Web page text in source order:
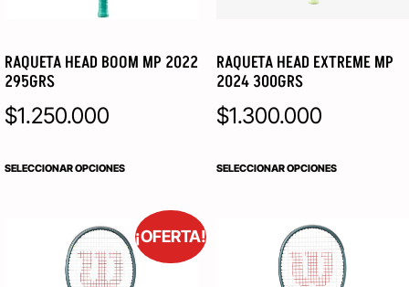
RAQUETA HEAD BOOM MP 2022
295GRS
$1.250.000
SELECCIONAR OPCIONES
RAQUETA HEAD EXTREME MP
2024 300GRS
$1.300.000
SELECCIONAR OPCIONES
¡OFERTA!